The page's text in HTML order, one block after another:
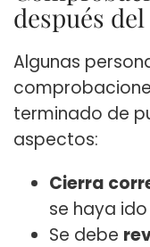
después
Algunas
terminado de
aspectos:
Cierra
se haya
Se debe